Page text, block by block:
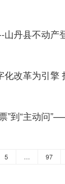
丹县不动产
改革为引擎
”到“主动问
5 … 97